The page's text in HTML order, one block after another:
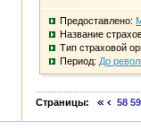
Предоставлено:
Название
Тип страховой
Период: До
Страницы: 58 59